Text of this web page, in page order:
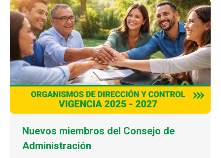
Nuevos miembros del Consejo de
Administración